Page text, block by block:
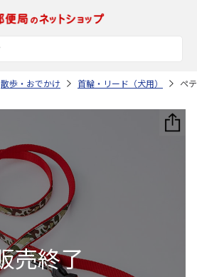
散歩・おでかけ 首輪・リード（犬用） ペ